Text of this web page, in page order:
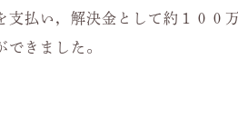
払い，解決金として約１００
きました。